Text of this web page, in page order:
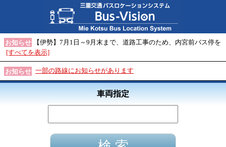
お知らせ
【伊勢】7月1日～9月末まで、道路工事のため、内宮前バス停を
[すべてを表示]
お知らせ 一部の路線にお知らせがあります
車両指定